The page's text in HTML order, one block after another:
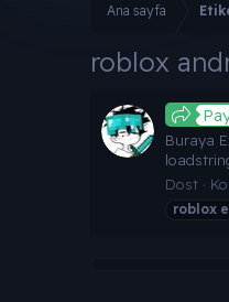
Ana sayfa
roblox
Buraya
Dost
roblox